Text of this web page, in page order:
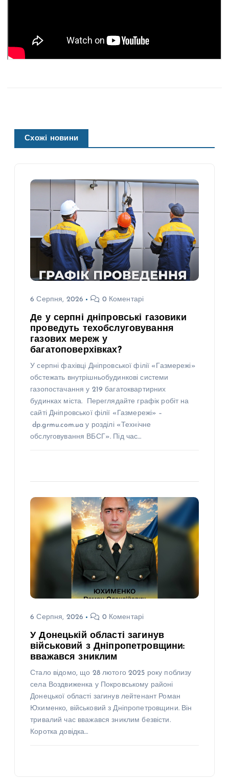
Схожі новини
6 Серпня, 2026 0 Коментарі
Де у серпні дніпровські газовики
проведуть техобслуговування
газових мереж у
багатоповерхівках?
У серпні фахівці Дніпровської філії «Газмережі»
обстежать внутрішньобудинкові системи
газопостачання у 219 багатоквартирних
будинках міста. Переглядайте графік робіт на
сайті Дніпровської філії «Газмережі» –
dp.grmu.com.ua у розділі «Технічне
обслуговування ВБСГ». Під час…
6 Серпня, 2026 0 Коментарі
У Донецькій області загинув
військовий з Дніпропетровщини:
вважався зниклим
Стало відомо, що 28 лютого 2025 року поблизу
села Воздвиженка у Покровському районі
Донецької області загинув лейтенант Роман
Юхименко, військовий з Дніпропетровщини. Він
тривалий час вважався зниклим безвісти.
Коротка довідка…